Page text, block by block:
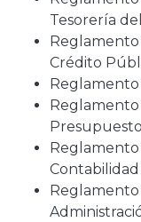
Tesorería
Reglamento
Crédito
Reglamento
Reglamento
Contabilidad
Reglamento